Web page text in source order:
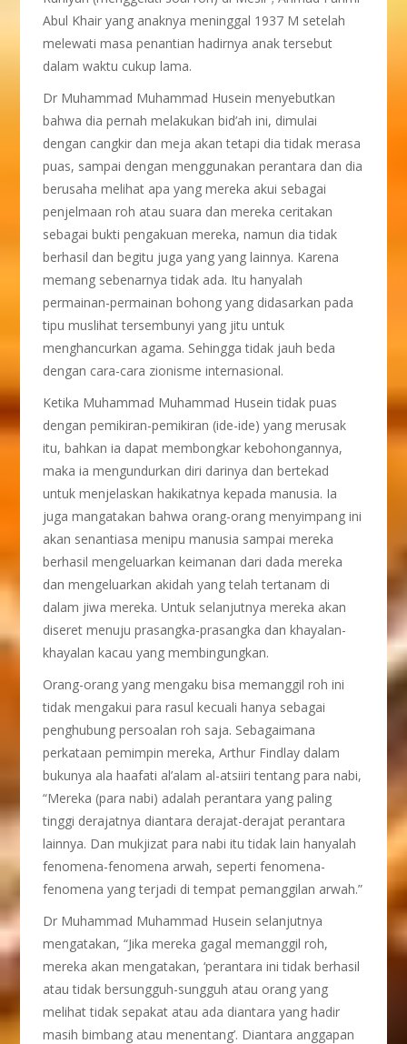
Abul Khair yang anaknya meninggal 1937 M setelah
melewati masa penantian hadirnya anak tersebut
dalam waktu cukup lama.
Dr Muhammad Muhammad Husein menyebutkan
bahwa dia pernah melakukan bid’ah ini, dimulai
dengan cangkir dan meja akan tetapi dia tidak merasa
puas, sampai dengan menggunakan perantara dan dia
berusaha melihat apa yang mereka akui sebagai
penjelmaan roh atau suara dan mereka ceritakan
sebagai bukti pengakuan mereka, namun dia tidak
berhasil dan begitu juga yang yang lainnya. Karena
memang sebenarnya tidak ada. Itu hanyalah
permainan-permainan bohong yang didasarkan pada
tipu muslihat tersembunyi yang jitu untuk
menghancurkan agama. Sehingga tidak jauh beda
dengan cara-cara zionisme internasional.
Ketika Muhammad Muhammad Husein tidak puas
dengan pemikiran-pemikiran (ide-ide) yang merusak
itu, bahkan ia dapat membongkar kebohongannya,
maka ia mengundurkan diri darinya dan bertekad
untuk menjelaskan hakikatnya kepada manusia. Ia
juga mangatakan bahwa orang-orang menyimpang ini
akan senantiasa menipu manusia sampai mereka
berhasil mengeluarkan keimanan dari dada mereka
dan mengeluarkan akidah yang telah tertanam di
dalam jiwa mereka. Untuk selanjutnya mereka akan
diseret menuju prasangka-prasangka dan khayalan-
khayalan kacau yang membingungkan.
Orang-orang yang mengaku bisa memanggil roh ini
tidak mengakui para rasul kecuali hanya sebagai
penghubung persoalan roh saja. Sebagaimana
perkataan pemimpin mereka, Arthur Findlay dalam
bukunya ala haafati al’alam al-atsiiri tentang para nabi,
“Mereka (para nabi) adalah perantara yang paling
tinggi derajatnya diantara derajat-derajat perantara
lainnya. Dan mukjizat para nabi itu tidak lain hanyalah
fenomena-fenomena arwah, seperti fenomena-
fenomena yang terjadi di tempat pemanggilan arwah.”
Dr Muhammad Muhammad Husein selanjutnya
mengatakan, “Jika mereka gagal memanggil roh,
mereka akan mengatakan, ‘perantara ini tidak berhasil
atau tidak bersungguh-sungguh atau orang yang
melihat tidak sepakat atau ada diantara yang hadir
masih bimbang atau menentang’. Diantara anggapan